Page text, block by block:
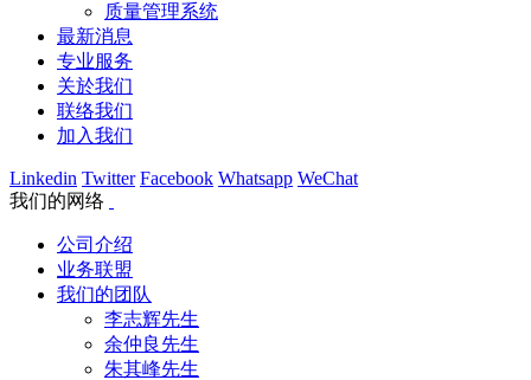
质量管理系统
最新消息
专业服务
关於我们
联络我们
加入我们
Linkedin Twitter Facebook Whatsapp WeChat
我们的网络
公司介绍
业务联盟
我们的团队
李志辉先生
余仲良先生
朱其峰先生